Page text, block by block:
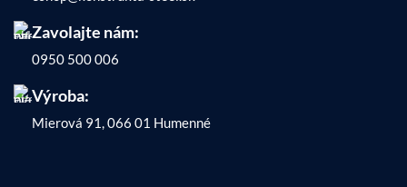
Zavolajte nám:
0950 500 006
Výroba:
Mierová 91, 066 01 Humenné